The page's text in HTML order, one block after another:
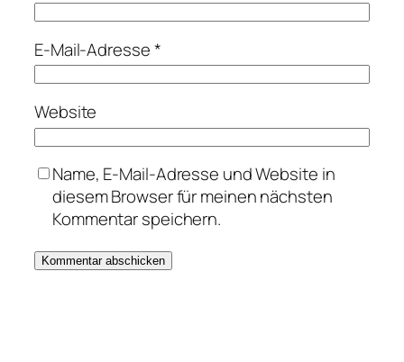
E-Mail-Adresse*
Website
Name, E-Mail-Adresse und Website in
diesem Browser für meinen nächsten
Kommentar speichern.